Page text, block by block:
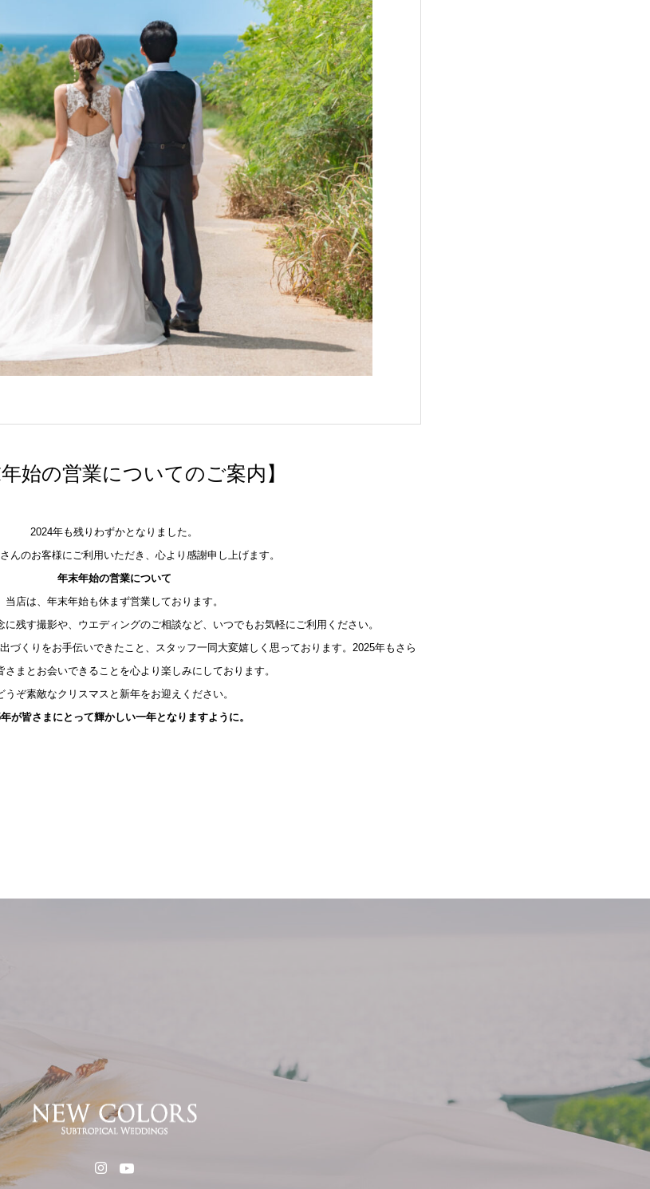
年始の営業についてのご案内】
2024年も残りわずかとなりました。
んのお客様にご利用いただき、心より感謝申し上げます。
年末年始の営業について
当店は、年末年始も休まず営業しております。
残す撮影や、ウエディングのご相談など、いつでもお気軽にご利用ください。
づくりをお手伝いできたこと、スタッフ一同大変嬉しく思っております。2025年もさら
さまとお会いできることを心より楽しみにしております。
うぞ素敵なクリスマスと新年をお迎えください。
が皆さまにとって輝かしい一年となりますように。